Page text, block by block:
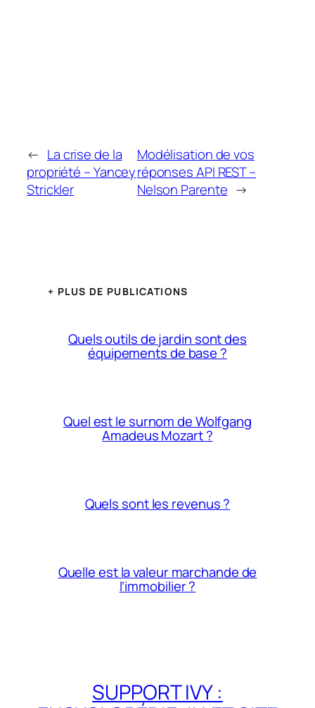
← La crise de la
propriété – Yancey
Strickler
Modélisation de vos
réponses API REST –
Nelson Parente →
+ PLUS DE PUBLICATIONS
Quels outils de jardin sont des
équipements de base ?
Quel est le surnom de Wolfgang
Amadeus Mozart ?
Quels sont les revenus ?
Quelle est la valeur marchande de
l’immobilier ?
SUPPORT IVY :